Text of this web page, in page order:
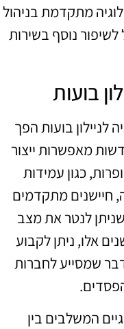
מתקדמת בניהול
נוסף בשירות
בועות
לניילון בועות הפך
מאפשרות ייצור
כגון עמידות
חיישנים מתקדמים
שניתן לנטר את מצב
אלו, ניתן לקבוע
שמסייע לחברות
המשלבים בין